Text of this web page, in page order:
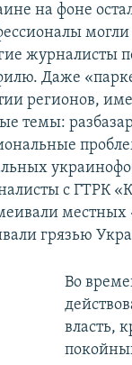
на фоне
журналисты
Даже
регионов,
темы:
с ГТРК
местных
грязью
Во
власть,